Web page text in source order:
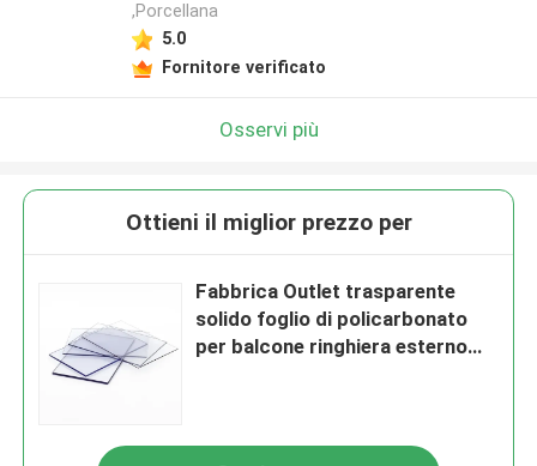
,Porcellana
5.0
Fornitore verificato
Osservi più
Ottieni il miglior prezzo per
Fabbrica Outlet trasparente
solido foglio di policarbonato
per balcone ringhiera esterno